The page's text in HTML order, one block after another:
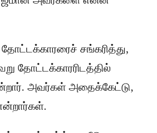
சங்கரித்து,
தோட்டக்காரரிடத்தில்
அவர்கள் அதைக்கேட்டு,